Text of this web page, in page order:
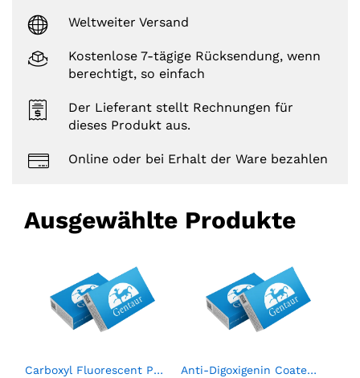
Weltweiter Versand
Kostenlose 7-tägige Rücksendung, wenn
berechtigt, so einfach
Der Lieferant stellt Rechnungen für
dieses Produkt aus.
Online oder bei Erhalt der Ware bezahlen
Ausgewählte Produkte
Carboxyl Fluorescent Particles, Yellow, 0.5%w/v, 5.0-5.9µm, 2mL Anti-Digoxigenin Coated Polystyrene Particles, 2.0- 2.4µm, 0.1%w/v, 2mL